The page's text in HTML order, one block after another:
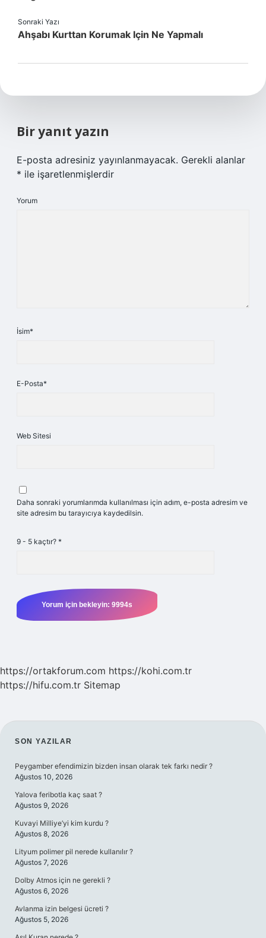
Sonraki Yazı
Ahşabı Kurttan Korumak Için Ne Yapmalı
Bir yanıt yazın
E-posta adresiniz yayınlanmayacak. Gerekli alanlar
* ile işaretlenmişlerdir
Yorum
İsim*
E-Posta*
Web Sitesi
Daha sonraki yorumlarımda kullanılması için adım, e-posta adresim ve
site adresim bu tarayıcıya kaydedilsin.
9 - 5 kaçtır? *
https://ortakforum.com https://kohi.com.tr
https://hifu.com.tr Sitemap
SIDEBAR
SON YAZILAR
Peygamber efendimizin bizden insan olarak tek farkı nedir ?
Ağustos 10, 2026
Yalova feribotla kaç saat ?
Ağustos 9, 2026
Kuvayi Milliye’yi kim kurdu ?
Ağustos 8, 2026
Lityum polimer pil nerede kullanılır ?
Ağustos 7, 2026
Dolby Atmos için ne gerekli ?
Ağustos 6, 2026
Avlanma izin belgesi ücreti ?
Ağustos 5, 2026